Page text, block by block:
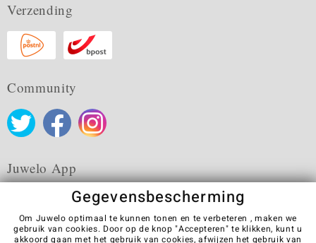
Verzending
Community
Juwelo App
Gegevensbescherming
Om Juwelo optimaal te kunnen tonen en te verbeteren , maken we
gebruik van cookies. Door op de knop "Accepteren" te klikken, kunt u
akkoord gaan met het gebruik van cookies,afwijzen het gebruik van